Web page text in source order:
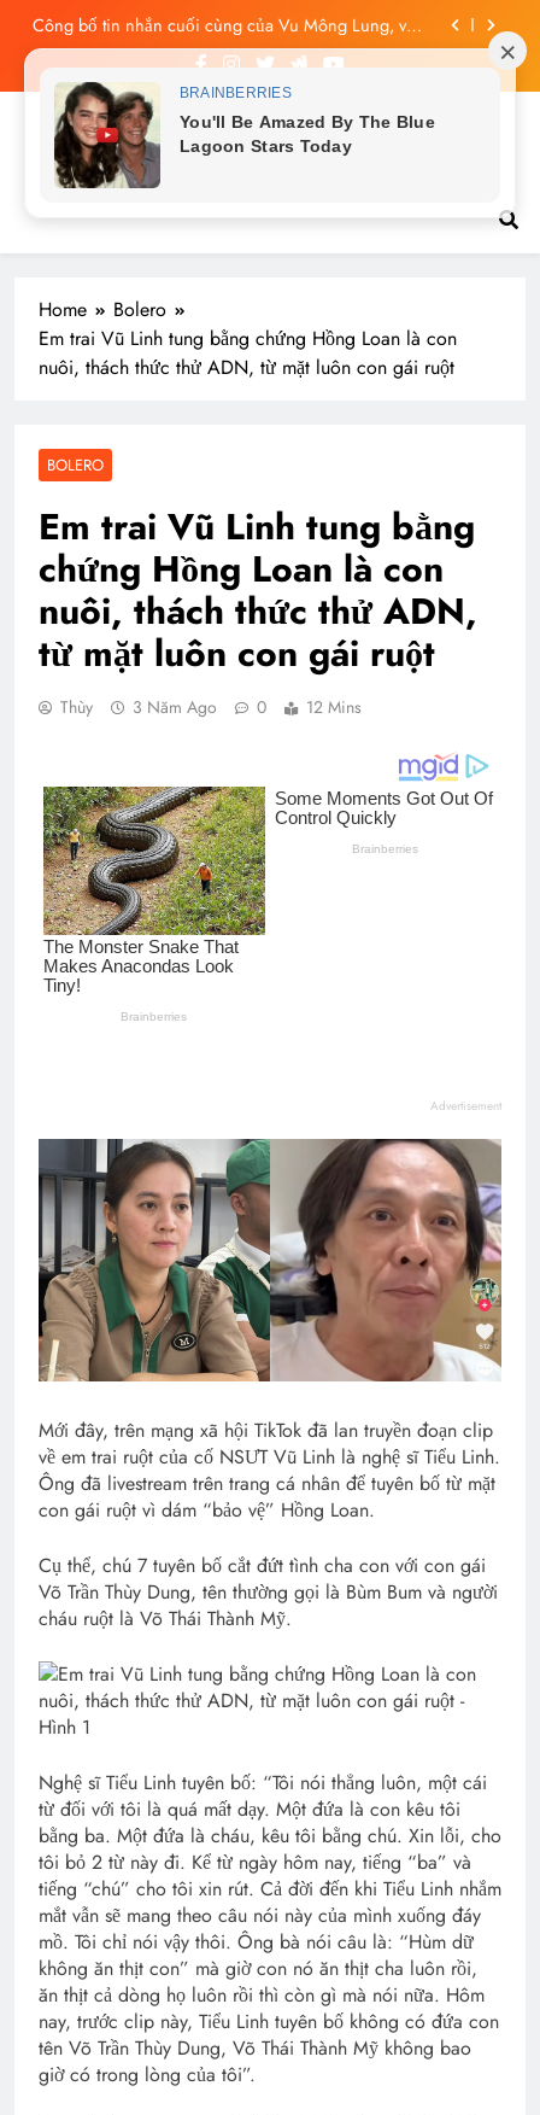
content
Vu Mông Lung báo cáo khám nghiệm bị “rò rỉ” dư
luận sục sôi và đặt nhiều câu hỏi
Vu Mông Lung mất ngày ‘Huyết Nguyệt’, nghi Uông
Du Cầm ‘hại’, bằng chứng bị lộ!
Vu Mông Lung từng ra tín hiệu cầu cứu trên
livestream, mẹ đến công ty quậy?
Công bố tin nhắn cuối cùng của Vu Mông Lung, vừa
đau xót vừa phẫn nộ
Tin tức nóng hổi
Home
Bolero
Em trai Vũ Linh tung bằng chứng Hồng Loan là con
nuôi, thách thức thử ADN, từ mặt luôn con gái ruột
BOLERO
Em trai Vũ Linh tung bằng
chứng Hồng Loan là con
nuôi, thách thức thử ADN,
từ mặt luôn con gái ruột
Thùy 3 Năm Ago 0 12 Mins
Advertisement
Mới đây, trên mạng xã hội TikTok đã lan truyền đoạn clip
về em trai ruột của cố NSƯT Vũ Linh là nghệ sĩ Tiểu Linh.
Ông đã livestream trên trang cá nhân để tuyên bố từ mặt
con gái ruột vì dám “bảo vệ” Hồng Loan.
Cụ thể, chú 7 tuyên bố cắt đứt tình cha con với con gái
Võ Trần Thùy Dung, tên thường gọi là Bùm Bum và người
cháu ruột là Võ Thái Thành Mỹ.
Nghệ sĩ Tiểu Linh tuyên bố: “Tôi nói thẳng luôn, một cái
từ đối với tôi là quá mất dạy. Một đứa là con kêu tôi
bằng ba. Một đứa là cháu, kêu tôi bằng chú. Xin lỗi, cho
tôi bỏ 2 từ này đi. Kể từ ngày hôm nay, tiếng “ba” và
tiếng “chú” cho tôi xin rút. Cả đời đến khi Tiểu Linh nhắm
mắt vẫn sẽ mang theo câu nói này của mình xuống đáy
mồ. Tôi chỉ nói vậy thôi. Ông bà nói câu là: “Hùm dữ
không ăn thịt con” mà giờ con nó ăn thịt cha luôn rồi,
ăn thịt cả dòng họ luôn rồi thì còn gì mà nói nữa. Hôm
nay, trước clip này, Tiểu Linh tuyên bố không có đứa con
tên Võ Trần Thùy Dung, Võ Thái Thành Mỹ không bao
giờ có trong lòng của tôi”.